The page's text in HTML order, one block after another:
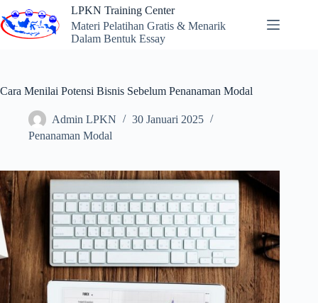
to
content
LPKN Training Center
Materi Pelatihan Gratis & Menarik
Dalam Bentuk Essay
Cara Menilai Potensi Bisnis Sebelum Penanaman Modal
Admin LPKN
30 Januari 2025
Penanaman Modal